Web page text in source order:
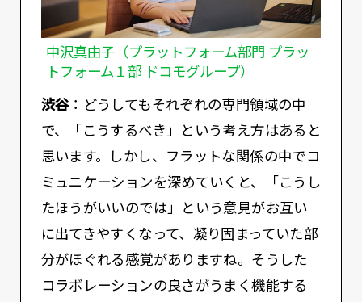
中沢真由子（プラットフォーム部門 プラッ
トフォーム１部 ドコモグループ）
渋谷：どうしてもそれぞれの専門領域の中
で、「こうするべき」という考え方はあると
思います。しかし、フラットな関係の中でコ
ミュニケーションを深めていくと、「こうし
たほうがいいのでは」という意見がお互い
に出てきやすくなって、凝り固まっていた部
分がほぐれる感覚がありますね。そうした
コラボレーションの良さがうまく機能する